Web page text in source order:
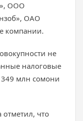
ООО
ОАО
компании.
не
налоговые
млн сомони
отметил, что